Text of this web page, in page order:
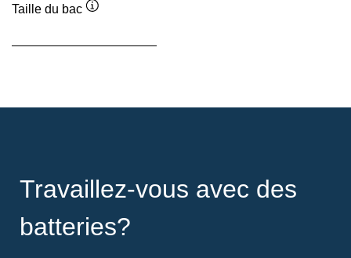
Taille du bac
Travaillez-vous avec des
batteries?